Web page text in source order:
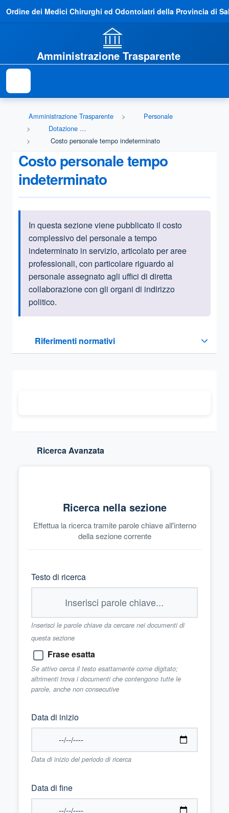
Ordine dei Medici Chirurghi ed Odontoiatri della Provincia di
Amministrazione Trasparente
Amministrazione Trasparente
Personale
Dotazione organica
Costo personale tempo indeterminato
Costo personale tempo
indeterminato
Informazioni introduttive
In questa sezione viene pubblicato il costo
complessivo del personale a tempo
indeterminato in servizio, articolato per aree
professionali, con particolare riguardo al
personale assegnato agli uffici di diretta
collaborazione con gli organi di indirizzo
politico.
Riferimenti normativi
Sezione compressa
Ricerca Avanzata
Ricerca nella sezione
Effettua la ricerca tramite parole chiave all'interno
della sezione corrente
Testo di ricerca
Inserisci le parole chiave da cercare nei documenti di
questa sezione
Frase esatta
Se attivo cerca il testo esattamente come digitato;
altrimenti trova i documenti che contengono tutte le
parole, anche non consecutive
Data di inizio
Data di inizio del periodo di ricerca
Data di fine